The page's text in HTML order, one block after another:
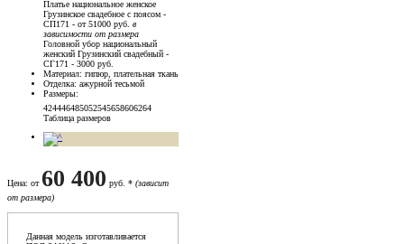
Платье национальное женское
Грузинское свадебное с поясом -
СП171 - от 51000 руб. в
зависимости от размера
Головной убор национальный
женский Грузинский свадебный -
СГ171 - 3000 руб.
Материал: гипюр, плательная ткань
Отделка: ажурной тесьмой
Размеры:
424446485052545658606264
Таблица размеров
Цена: от 60 400 руб. * (зависит
от размера)
Данная модель изготавливается